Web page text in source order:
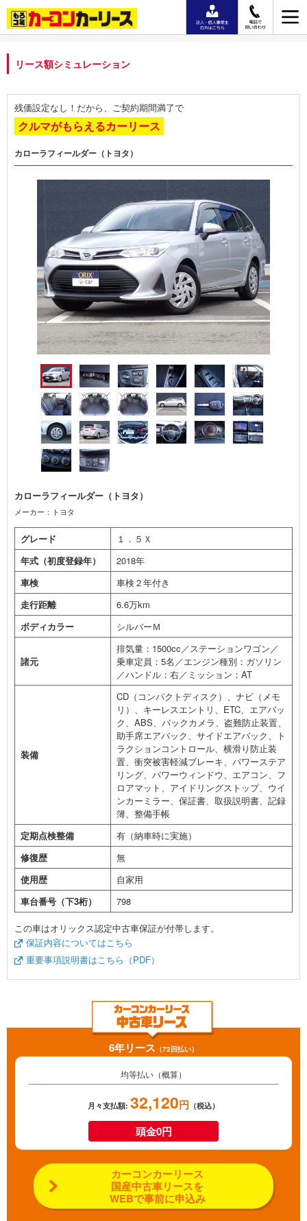
リース額シミュレーション
残価設定なし！だから、ご契約期間満了で
クルマがもらえるカーリース
カローラフィールダー（トヨタ）
カローラフィールダー（トヨタ）
メーカー：トヨタ
グレード
１．５Ｘ
年式（初度登録年）
2018年
車検
車検２年付き
走行距離
6.6万km
ボディカラー
シルバーＭ
諸元
排気量：1500cc／ステーションワゴン／
乗車定員：5名／エンジン種別：ガソリン
／ハンドル：右／ミッション：AT
装備
CD（コンパクトディスク）、ナビ（メモ
リ）、キーレスエントリ、ETC、エアバッ
ク、ABS、バックカメラ、盗難防止装置、
助手席エアバック、サイドエアバック、ト
ラクションコントロール、横滑り防止装
置、衝突被害軽減ブレーキ、パワーステア
リング、パワーウィンドウ、エアコン、フ
ロアマット、アイドリングストップ、ウイ
ンカーミラー、保証書、取扱説明書、記録
簿、整備手帳
定期点検整備
有（納車時に実施）
修復歴
無
使用歴
自家用
車台番号（下3桁）
798
この車はオリックス認定中古車保証が付帯します。
保証内容についてはこちら
重要事項説明書はこちら（PDF）
6年リース （72回払い）
均等払い（概算）
月々支払額: 32,120円 （税込）
頭金0円
カーコンカーリース
国産中古車リースを
WEBで事前に申込み